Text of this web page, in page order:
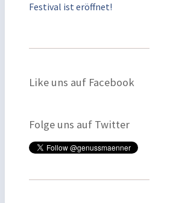
Festival ist eröffnet!
Like uns auf Facebook
Folge uns auf Twitter